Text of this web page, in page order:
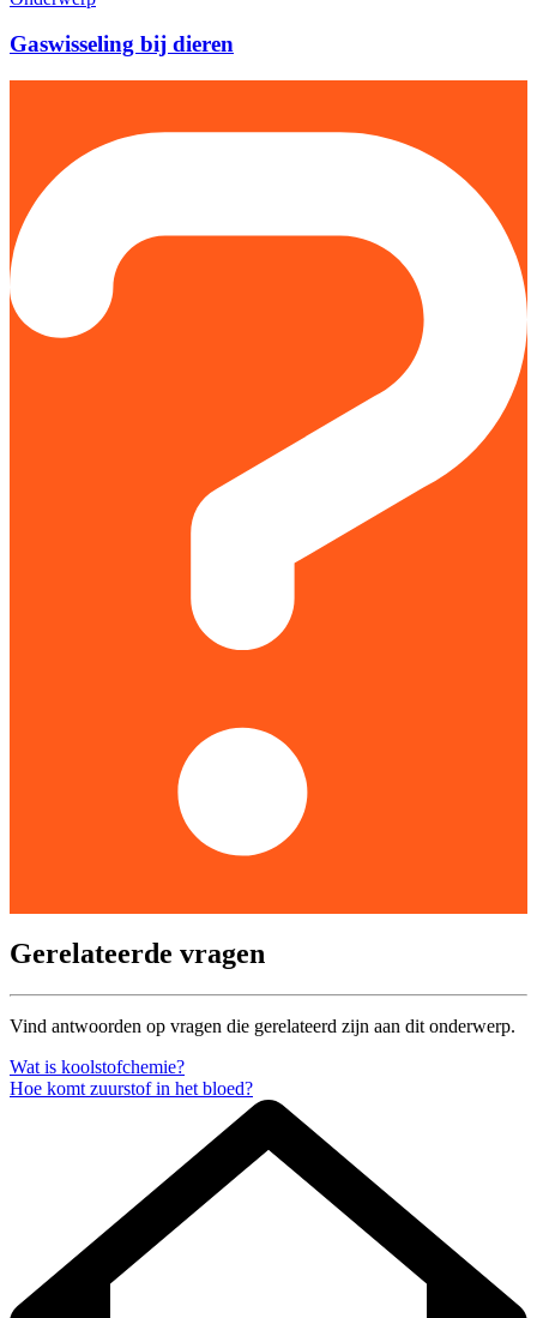
Gaswisseling bij dieren
Gerelateerde vragen
Vind antwoorden op vragen die gerelateerd zijn aan dit onderwerp.
Wat is koolstofchemie?
Hoe komt zuurstof in het bloed?